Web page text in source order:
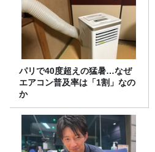
パリで40度超えの猛暑…なぜ
エアコン普及率は「1割」なの
か